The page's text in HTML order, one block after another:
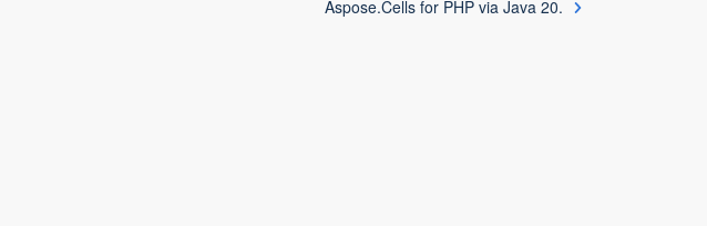
Aspose.Cells for PHP via Java 20.